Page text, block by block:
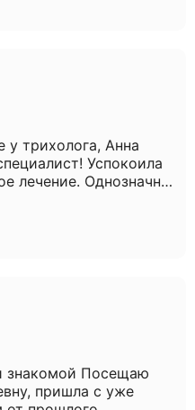
у трихолога, Анна
Успокоила
лечение. Однозначно
знакомой Посещаю
пришла с уже